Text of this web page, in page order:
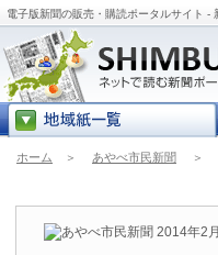
電子版新聞の販売・購読ポータルサイト -
ホーム ＞ あやべ市民新聞 ＞